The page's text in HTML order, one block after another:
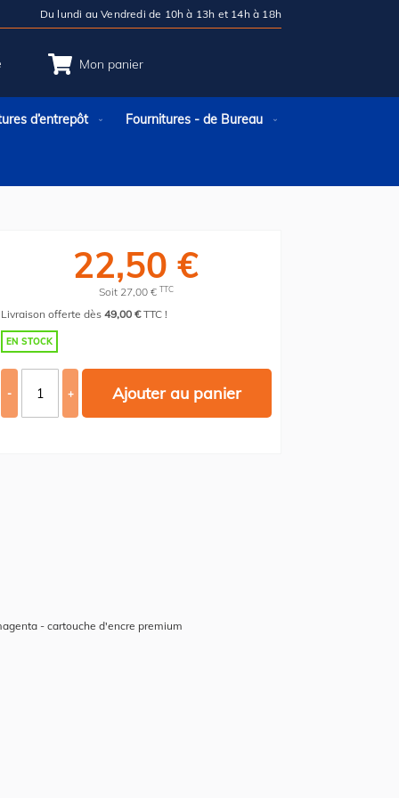
Du lundi au Vendredi de 10h à 13h et 14h à 18h
Mon panier
d’entrepôt Fournitures - de Bureau
22,50 €
Soit 27,00 € TTC
Livraison offerte dès49,00 €TTC !
EN STOCK
- + Ajouter au panier
- cartouche d'encre premium